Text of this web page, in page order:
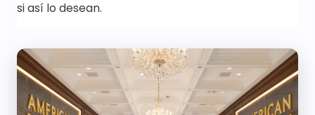
si así lo desean.